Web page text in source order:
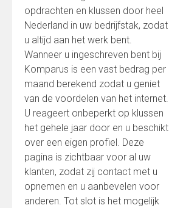
opdrachten en klussen door heel
Nederland in uw bedrijfstak, zodat
u altijd aan het werk bent.
Wanneer u ingeschreven bent bij
Komparus is een vast bedrag per
maand berekend zodat u geniet
van de voordelen van het internet.
U reageert onbeperkt op klussen
het gehele jaar door en u beschikt
over een eigen profiel. Deze
pagina is zichtbaar voor al uw
klanten, zodat zij contact met u
opnemen en u aanbevelen voor
anderen. Tot slot is het mogelijk